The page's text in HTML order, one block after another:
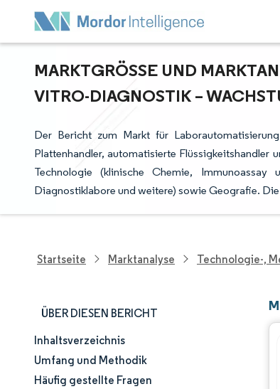
MARKTGRÖSSE UND
ITRO-DIAGNOSTIK –
Der Bericht zum Markt für
Plattenhandler, automatisierte Flüssigkeitshandler
Technologie (klinische Chemie, Immunoassay
Diagnostiklabore und weitere) sowie Geografie.
Startseite Marktanalyse Technologie-,
ÜBER DIESEN BERICHT
Marktgröße und -anteil
Marktanalyse
Inhaltsverzeichnis
Umfang und Methodik
Häufig gestellte Fragen